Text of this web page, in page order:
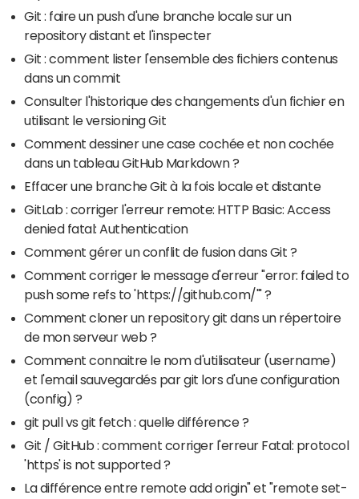
Git : faire un push d'une branche locale sur un
repository distant et l'inspecter
Git : comment lister l'ensemble des fichiers contenus
dans un commit
Consulter l'historique des changements d'un fichier en
utilisant le versioning Git
Comment dessiner une case cochée et non cochée
dans un tableau GitHub Markdown ?
Effacer une branche Git à la fois locale et distante
GitLab : corriger l'erreur remote: HTTP Basic: Access
denied fatal: Authentication
Comment gérer un conflit de fusion dans Git ?
Comment corriger le message d'erreur "error: failed to
push some refs to 'https://github.com/'" ?
Comment cloner un repository git dans un répertoire
de mon serveur web ?
Comment connaitre le nom d'utilisateur (username)
et l'email sauvegardés par git lors d'une configuration
(config) ?
git pull vs git fetch : quelle différence ?
Git / GitHub : comment corriger l'erreur Fatal: protocol
'https' is not supported ?
La différence entre remote add origin" et "remote set-